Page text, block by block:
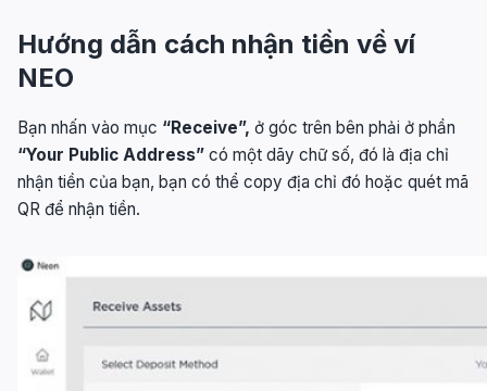
Hướng dẫn cách nhận tiền về ví
NEO
Bạn nhấn vào mục “Receive”, ở góc trên bên phải ở phần
“Your Public Address” có một dãy chữ số, đó là địa chỉ
nhận tiền của bạn, bạn có thể copy địa chỉ đó hoặc quét mã
QR để nhận tiền.